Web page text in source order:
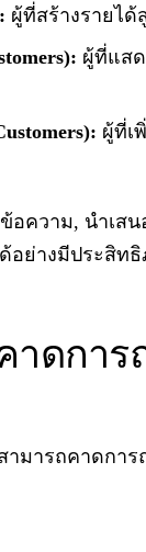
ผู้ที่สร้างรายไ
ผู้ที่แส
ผู้ที่เ
อความ, นำเ
อย่างมีประสิท
าดกา
ามารถคาดกา